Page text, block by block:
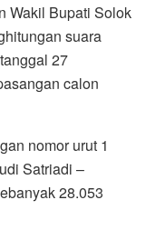
Wakil Bupati Solok
suara
27
calon
nomor urut 1
Satriadi –
28.053